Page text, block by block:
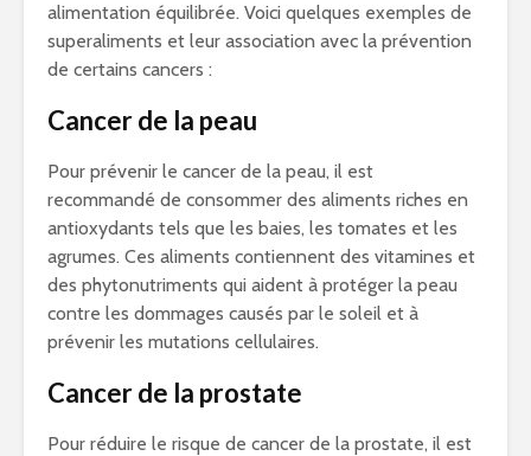
alimentation équilibrée. Voici quelques exemples de
superaliments et leur association avec la prévention
de certains cancers :
Cancer de la peau
Pour prévenir le cancer de la peau, il est
recommandé de consommer des aliments riches en
antioxydants tels que les baies, les tomates et les
agrumes. Ces aliments contiennent des vitamines et
des phytonutriments qui aident à protéger la peau
contre les dommages causés par le soleil et à
prévenir les mutations cellulaires.
Cancer de la prostate
Pour réduire le risque de cancer de la prostate, il est